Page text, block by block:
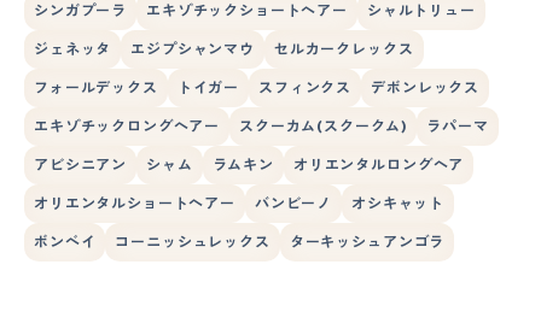
シンガプーラ エキゾチックショートヘアー シャルトリュー
ジェネッタ エジプシャンマウ セルカークレックス
フォールデックス トイガー スフィンクス デボンレックス
エキゾチックロングヘアー スクーカム(スクークム) ラパーマ
アビシニアン シャム ラムキン オリエンタルロングヘア
オリエンタルショートヘアー バンビーノ オシキャット
ボンベイ コーニッシュレックス ターキッシュアンゴラ